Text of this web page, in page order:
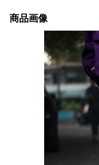
商品画像